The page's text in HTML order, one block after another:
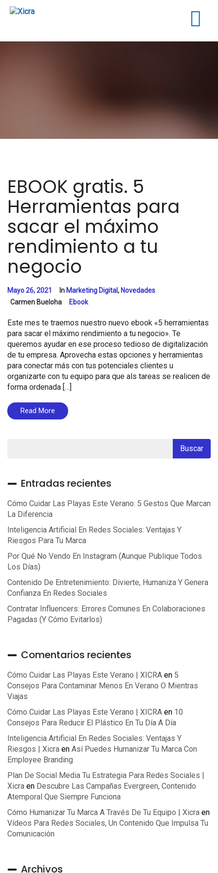
EBOOK gratis. 5
Herramientas para
sacar el máximo
rendimiento a tu
negocio
Mayo 26, 2021 In Marketing Digital, Novedades
Carmen Bueloha
Ebook
Este mes te traemos nuestro nuevo ebook «5 herramientas
para sacar el máximo rendimiento a tu negocio». Te
queremos ayudar en ese proceso tedioso de digitalización
de tu empresa. Aprovecha estas opciones y herramientas
para conectar más con tus potenciales clientes u
organizarte con tu equipo para que als tareas se realicen de
forma ordenada […]
Read More
Entradas recientes
Cómo Cuidar Las Playas Este Verano: 5 Gestos Que Marcan
La Diferencia
Inteligencia Artificial En Redes Sociales: Ventajas Y
Riesgos Para Tu Marca
Por Qué No Vendo En Instagram (aunque Publique Todos
Los Días)
Contenido De Entretenimiento: Divierte, Humaniza Y Genera
Confianza En Redes Sociales
Contratar Influencers: Errores Comunes En Colaboraciones
Pagadas (y Cómo Evitarlos)
Comentarios recientes
Cómo Cuidar Las Playas Este Verano | XICRA en 5
Consejos Para Contaminar Menos En Verano O Mientras
Viajas
Cómo Cuidar Las Playas Este Verano | XICRA en 10
Consejos Para Reducir El Plástico En Tu Día A Día
Inteligencia Artificial En Redes Sociales: Ventajas Y
Riesgos | Xicra en Así Puedes Humanizar Tu Marca Con
Employee Branding
Plan De Social Media Tu Estrategia Para Redes Sociales |
Xicra en Descubre Las Campañas Evergreen, Contenido
Atemporal Que Siempre Funciona
Cómo Humanizar Tu Marca A Través De Tu Equipo | Xicra en
Vídeos Para Redes Sociales, Un Contenido Que Impulsa Tu
Comunicación
Archivos